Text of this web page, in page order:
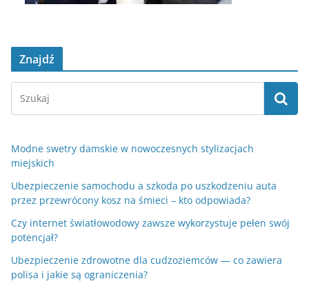
Znajdź
Modne swetry damskie w nowoczesnych stylizacjach
miejskich
Ubezpieczenie samochodu a szkoda po uszkodzeniu auta
przez przewrócony kosz na śmieci – kto odpowiada?
Czy internet światłowodowy zawsze wykorzystuje pełen swój
potencjał?
Ubezpieczenie zdrowotne dla cudzoziemców — co zawiera
polisa i jakie są ograniczenia?